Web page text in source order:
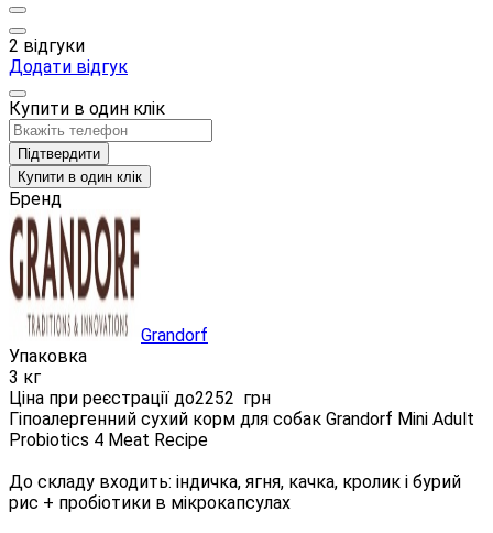
2 відгуки
Додати відгук
Купити в один клік
Підтвердити
Купити в один клік
Бренд
Grandorf
Упаковка
3 кг
Ціна при реєстрації до2252 грн
Гіпоалергенний сухий корм для собак Grandorf Mini Adult
Probiotics 4 Meat Recipe
До складу входить: індичка, ягня, качка, кролик і бурий
рис + пробіотики в мікрокапсулах